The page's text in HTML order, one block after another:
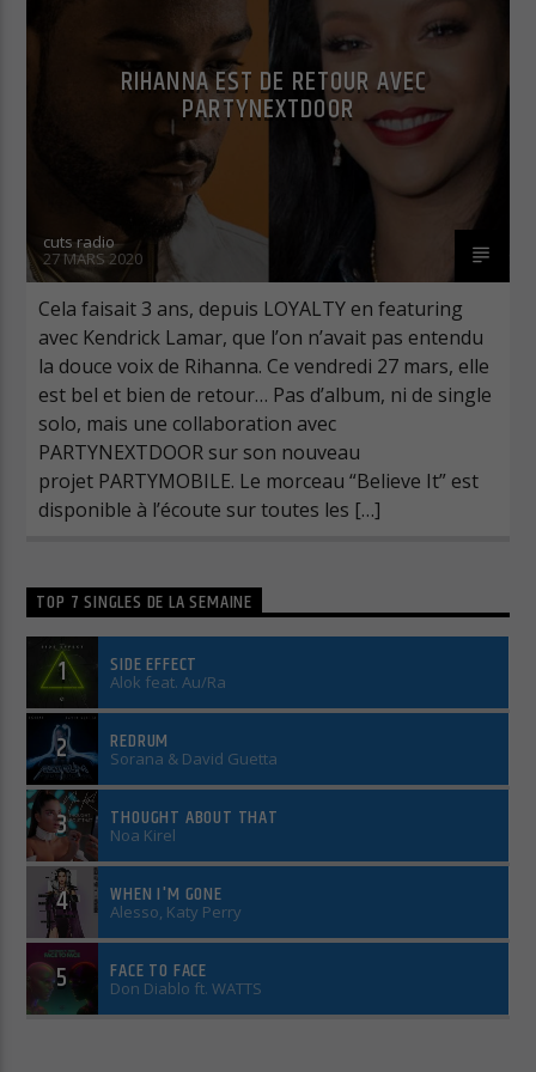
Cuts Radio
Cuts Hip Hop R&B
Cuts Latino
Cuts Pop Rock
Cuts Electro
Cuts Afro
RIHANNA EST DE RETOUR AVEC
PARTYNEXTDOOR
cuts radio
27 MARS 2020
Cela faisait 3 ans, depuis LOYALTY en featuring
avec Kendrick Lamar, que l’on n’avait pas entendu
la douce voix de Rihanna. Ce vendredi 27 mars, elle
est bel et bien de retour… Pas d’album, ni de single
solo, mais une collaboration avec
PARTYNEXTDOOR sur son nouveau
projet PARTYMOBILE. Le morceau “Believe It” est
disponible à l’écoute sur toutes les […]
TOP 7 SINGLES DE LA SEMAINE
1 SIDE EFFECT
Alok feat. Au/Ra
2 REDRUM
Sorana & David Guetta
3 THOUGHT ABOUT THAT
Noa Kirel
4 WHEN I'M GONE
Alesso, Katy Perry
5 FACE TO FACE
Don Diablo ft. WATTS